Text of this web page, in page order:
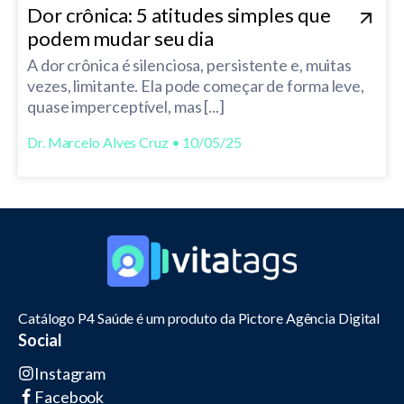
Dor crônica: 5 atitudes simples que
podem mudar seu dia
A dor crônica é silenciosa, persistente e, muitas
vezes, limitante. Ela pode começar de forma leve,
quase imperceptível, mas [...]
Dr. Marcelo Alves Cruz • 10/05/25
Catálogo P4 Saúde é um produto da Pictore Agência Digital
Social
Instagram
Facebook